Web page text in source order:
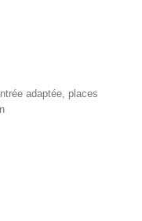
adaptée, places